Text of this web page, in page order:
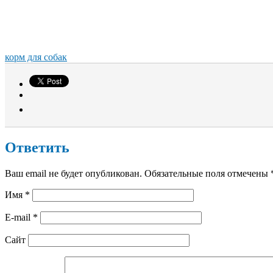
корм для собак
Ответить
Ваш email не будет опубликован. Обязательные поля отмечены
Имя *
E-mail *
Сайт